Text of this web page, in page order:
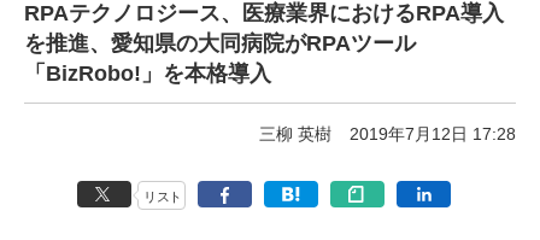
RPAテクノロジース、医療業界におけるRPA導入
を推進、愛知県の大同病院がRPAツール
「BizRobo!」を本格導入
三柳 英樹 2019年7月12日 17:28
リスト